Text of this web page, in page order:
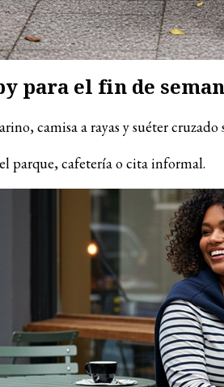
para el fin de
camisa a rayas y suéter
parque, cafetería o cita informal.